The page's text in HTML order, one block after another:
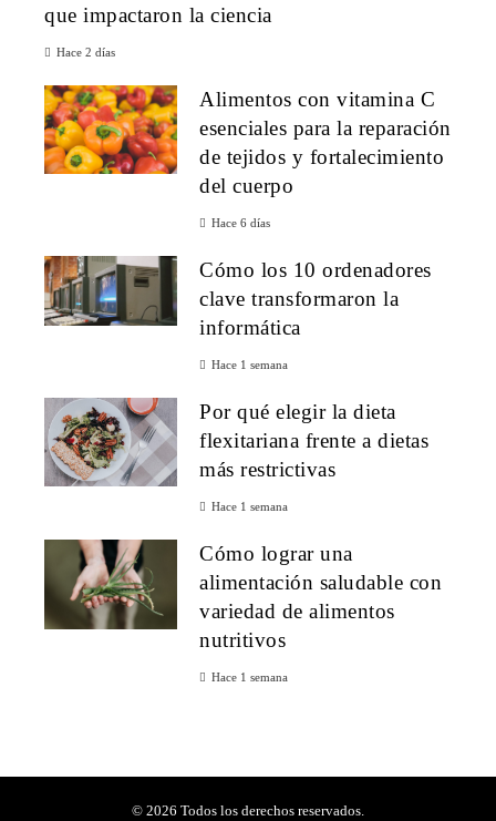
que impactaron la ciencia
Hace 2 días
Alimentos con vitamina C
esenciales para la reparación
de tejidos y fortalecimiento
del cuerpo
Hace 6 días
Cómo los 10 ordenadores
clave transformaron la
informática
Hace 1 semana
Por qué elegir la dieta
flexitariana frente a dietas
más restrictivas
Hace 1 semana
Cómo lograr una
alimentación saludable con
variedad de alimentos
nutritivos
Hace 1 semana
© 2026 Todos los derechos reservados.